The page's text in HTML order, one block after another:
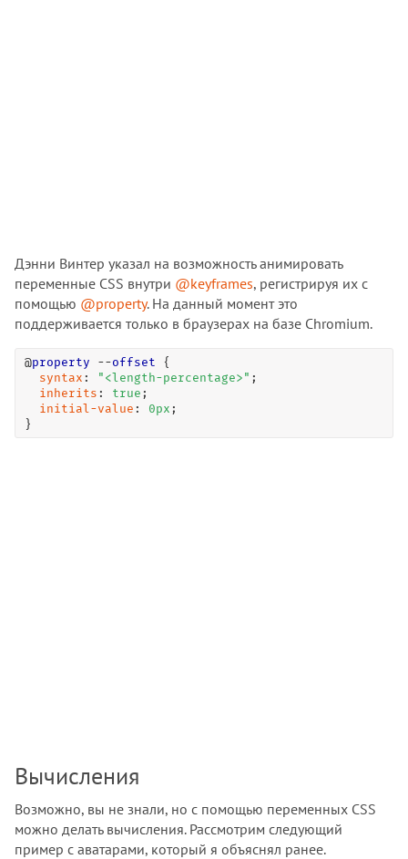
Дэнни Винтер указал на возможность анимировать
переменные CSS внутри @keyframes, регистрируя их с
помощью @property. На данный момент это
поддерживается только в браузерах на базе Chromium.
@property --offset {
syntax : "<length-percentage>" ;
inherits : true ;
initial-value : 0px ;
}
Вычисления
Возможно, вы не знали, но с помощью переменных CSS
можно делать вычисления. Рассмотрим следующий
пример с аватарами, который я объяснял ранее.